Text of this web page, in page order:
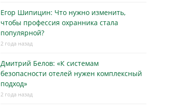
Егор Шипицин: Что нужно изменить,
чтобы профессия охранника стала
популярной?
2 года назад
Дмитрий Белов: «К системам
безопасности отелей нужен комплексный
подход»
2 года назад